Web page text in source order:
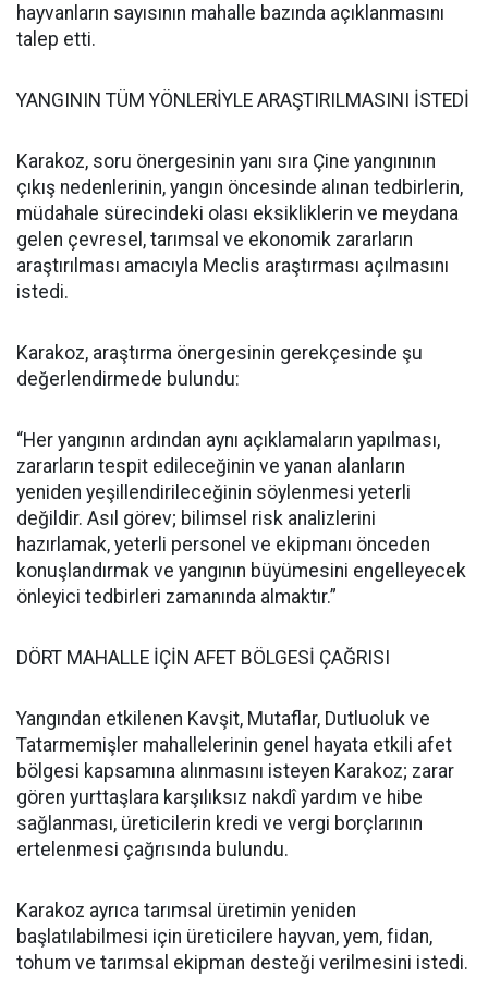
hayvanların sayısının mahalle bazında açıklanmasını
talep etti.
YANGININ TÜM YÖNLERİYLE ARAŞTIRILMASINI İSTEDİ
Karakoz, soru önergesinin yanı sıra Çine yangınının
çıkış nedenlerinin, yangın öncesinde alınan tedbirlerin,
müdahale sürecindeki olası eksikliklerin ve meydana
gelen çevresel, tarımsal ve ekonomik zararların
araştırılması amacıyla Meclis araştırması açılmasını
istedi.
Karakoz, araştırma önergesinin gerekçesinde şu
değerlendirmede bulundu:
“Her yangının ardından aynı açıklamaların yapılması,
zararların tespit edileceğinin ve yanan alanların
yeniden yeşillendirileceğinin söylenmesi yeterli
değildir. Asıl görev; bilimsel risk analizlerini
hazırlamak, yeterli personel ve ekipmanı önceden
konuşlandırmak ve yangının büyümesini engelleyecek
önleyici tedbirleri zamanında almaktır.”
DÖRT MAHALLE İÇİN AFET BÖLGESİ ÇAĞRISI
Yangından etkilenen Kavşit, Mutaflar, Dutluoluk ve
Tatarmemişler mahallelerinin genel hayata etkili afet
bölgesi kapsamına alınmasını isteyen Karakoz; zarar
gören yurttaşlara karşılıksız nakdî yardım ve hibe
sağlanması, üreticilerin kredi ve vergi borçlarının
ertelenmesi çağrısında bulundu.
Karakoz ayrıca tarımsal üretimin yeniden
başlatılabilmesi için üreticilere hayvan, yem, fidan,
tohum ve tarımsal ekipman desteği verilmesini istedi.